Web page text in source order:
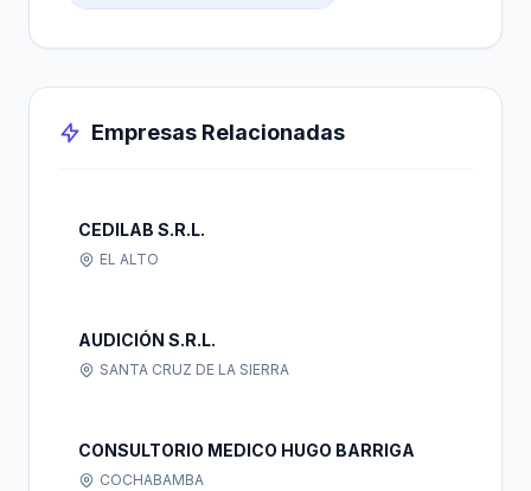
Empresas Relacionadas
CEDILAB S.R.L.
EL ALTO
AUDICIÓN S.R.L.
SANTA CRUZ DE LA SIERRA
CONSULTORIO MEDICO HUGO BARRIGA
COCHABAMBA